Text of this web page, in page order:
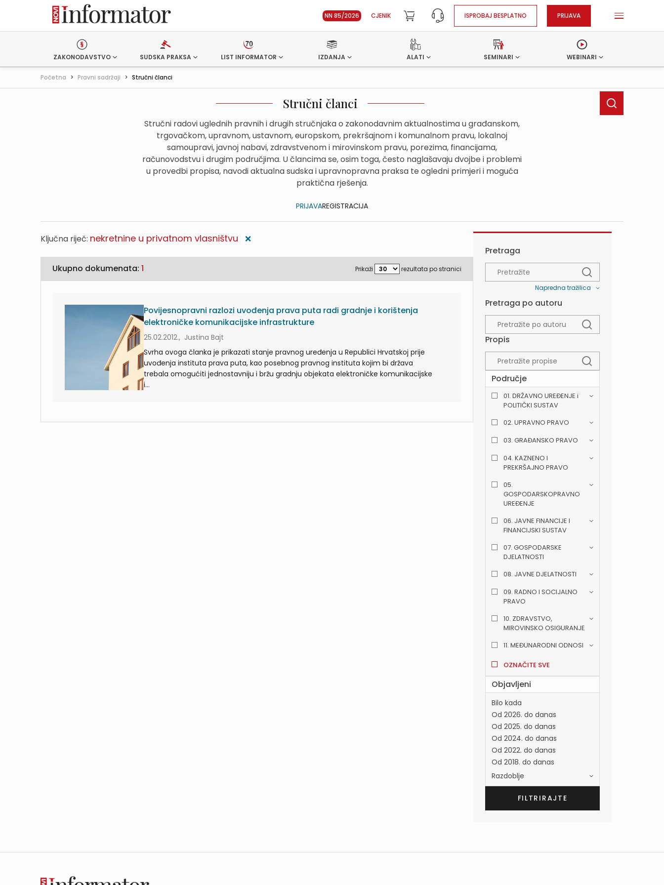
NN 85/2026 CJENIK ISPROBAJ BESPLATNO PRIJAVA
ZAKONODAVSTVO SUDSKA PRAKSA LIST INFORMATOR IZDANJA ALATI SEMINARI WEBINARI
Početna > Pravni sadržaji > Stručni članci
Stručni članci
Stručni radovi uglednih pravnih i drugih stručnjaka o zakonodavnim aktualnostima u građanskom,
trgovačkom, upravnom, ustavnom, europskom, prekršajnom i komunalnom pravu, lokalnoj
samoupravi, javnoj nabavi, zdravstvenom i mirovinskom pravu, porezima, financijama,
računovodstvu i drugim područjima. U člancima se, osim toga, često naglašavaju dvojbe i problemi
u provedbi propisa, navodi aktualna sudska i upravnopravna praksa te ogledni primjeri i moguća
praktična rješenja.
PRIJAVAREGISTRACIJA
Ključna riječ: nekretnine u privatnom vlasništvu ❌
Ukupno dokumenata: 1 Prikaži rezultata po stranici
Povijesnopravni razlozi uvođenja prava puta radi gradnje i korištenja
elektroničke komunikacijske infrastrukture
25.02.2012., Justina Bajt
Svrha ovoga članka je prikazati stanje pravnog uređenja u Republici Hrvatskoj prije
uvođenja instituta prava puta, kao posebnog pravnog instituta kojim bi država
trebala omogućiti jednostavniju i bržu gradnju objekata elektroničke komunikacijske
i...
Pretraga
Napredna tražilica
Pretraga po autoru
Propis
Područje
01. DRŽAVNO UREĐENJE i
POLITIČKI SUSTAV
02. UPRAVNO PRAVO
03. GRAĐANSKO PRAVO
04. KAZNENO I
PREKRŠAJNO PRAVO
05.
GOSPODARSKOPRAVNO
UREĐENJE
06. JAVNE FINANCIJE I
FINANCIJSKI SUSTAV
07. GOSPODARSKE
DJELATNOSTI
08. JAVNE DJELATNOSTI
09. RADNO I SOCIJALNO
PRAVO
10. ZDRAVSTVO,
MIROVINSKO OSIGURANJE
11. MEĐUNARODNI ODNOSI
OZNAČITE SVE
Objavljeni
Bilo kada
Od 2026. do danas
Od 2025. do danas
Od 2024. do danas
Od 2022. do danas
Od 2018. do danas
Razdoblje